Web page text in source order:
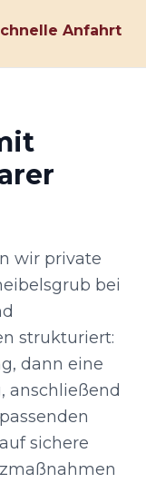
Anfahrt
wir private
bei
strukturiert:
dann eine
anschließend
sichere